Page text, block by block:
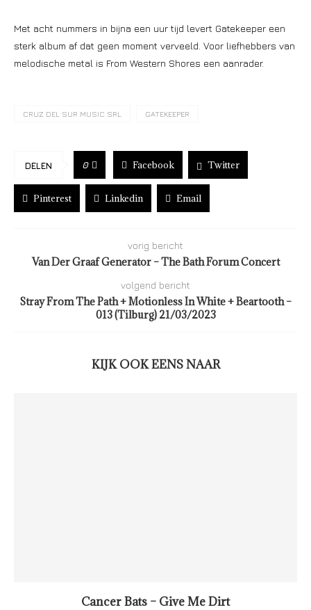
Met acht nummers in bijna een uur tijd levert Gatekeeper een
sterk album af dat geen moment verveeld. Voor liefhebbers van
melodische metal is From Western Shores een aanrader.
CRUZ DEL SUR MUSIC SRL GATEKEEPER
DELEN 0 Facebook Twitter
Pinterest Linkedin Email
vorig bericht
Van Der Graaf Generator – The Bath Forum Concert
volgend bericht
Stray From The Path + Motionless In White + Beartooth –
013 (Tilburg) 21/03/2023
KIJK OOK EENS NAAR
Cancer Bats – Give Me Dirt